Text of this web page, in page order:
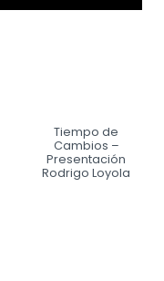
Tiempo de
Cambios –
Presentación
Rodrigo Loyola